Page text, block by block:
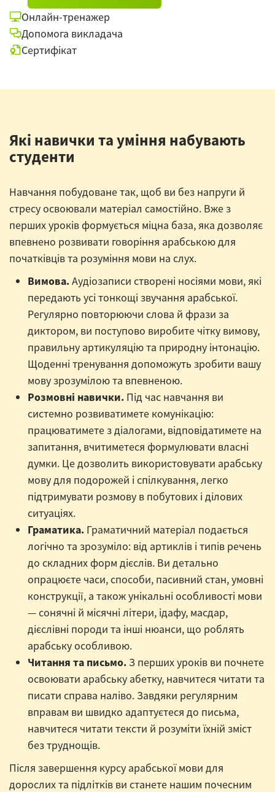
Онлайн-тренажер
Допомога викладача
Сертифікат
Які навички та уміння набувають
студенти
Навчання побудоване так, щоб ви без напруги й
стресу освоювали матеріал самостійно. Вже з
перших уроків формується міцна база, яка дозволяє
впевнено розвивати говоріння арабською для
початківців та розуміння мови на слух.
Вимова.Аудіозаписи створені носіями мови, які
передають усі тонкощі звучання арабської.
Регулярно повторюючи слова й фрази за
диктором, ви поступово виробите чітку вимову,
правильну артикуляцію та природну інтонацію.
Щоденні тренування допоможуть зробити вашу
мову зрозумілою та впевненою.
Розмовні навички. Під час навчання ви
системно розвиватимете комунікацію:
працюватимете з діалогами, відповідатимете на
запитання, вчитиметеся формулювати власні
думки. Це дозволить використовувати арабську
мову для подорожей і спілкування, легко
підтримувати розмову в побутових і ділових
ситуаціях.
Граматика. Граматичний матеріал подається
логічно та зрозуміло: від артиклів і типів речень
до складних форм дієслів. Ви детально
опрацюєте часи, способи, пасивний стан, умовні
конструкції, а також унікальні особливості мови
— сонячні й місячні літери, ідафу, масдар,
дієслівні породи та інші нюанси, що роблять
арабську особливою.
Читання та письмо. З перших уроків ви почнете
освоювати арабську абетку, навчитеся читати та
писати справа наліво. Завдяки регулярним
вправам ви швидко адаптуєтеся до письма,
навчитеся читати тексти й розуміти їхній зміст
без труднощів.
Після завершення курсу арабської мови для
дорослих та підлітків ви станете нашим почесним